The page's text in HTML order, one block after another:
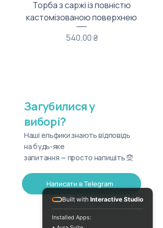
Торба з саржі із повністю
кастомізованою поверхнею
Ціна
540,00 ₴
Загубилися у
виборі?
Наші ельфики знають відповідь
на будь-яке
запитання — просто напишіть 🧝
Написати в Telegram
Built with Interactive Studio
Installed Apps: